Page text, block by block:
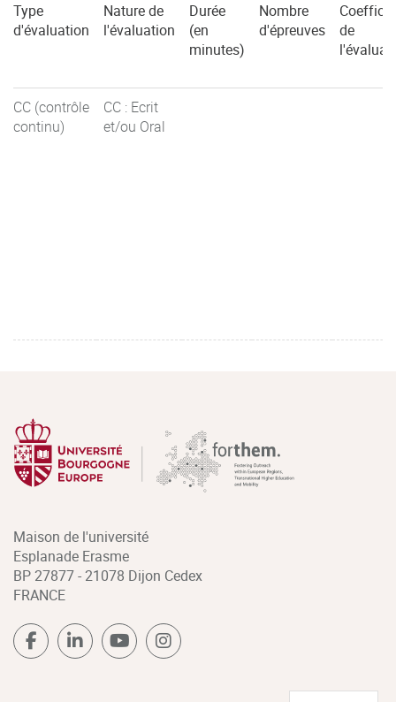
Type
d'évaluation
Nature de
l'évaluation
Durée
(en
minutes)
Nombre
d'épreuves
de
CC (contrôle
continu)
CC : Ecrit
et/ou Oral
Maison de l'université
Esplanade Erasme
BP 27877 - 21078 Dijon Cedex
FRANCE